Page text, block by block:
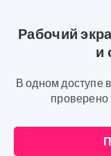
Рабочий
и
В одном доступе
проверено